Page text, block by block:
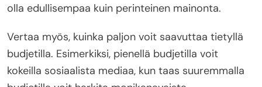
olla edullisempaa kuin perinteinen mainonta.
Vertaa myös, kuinka paljon voit saavuttaa tietyllä
budjetilla. Esimerkiksi, pienellä budjetilla voit
kokeilla sosiaalista mediaa, kun taas suuremmalla